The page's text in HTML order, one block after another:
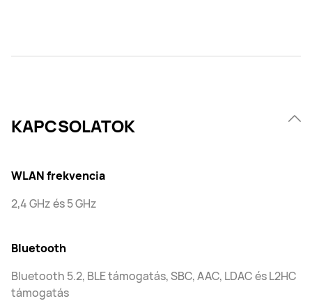
KAPCSOLATOK
WLAN frekvencia
2,4 GHz és 5 GHz
Bluetooth
Bluetooth 5.2, BLE támogatás, SBC, AAC, LDAC és L2HC
támogatás